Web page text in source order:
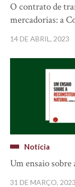
O contrato de
mercadorias: a
14 DE ABRIL, 2023
Notícia
Um ensaio
31 DE MARÇO, 2023